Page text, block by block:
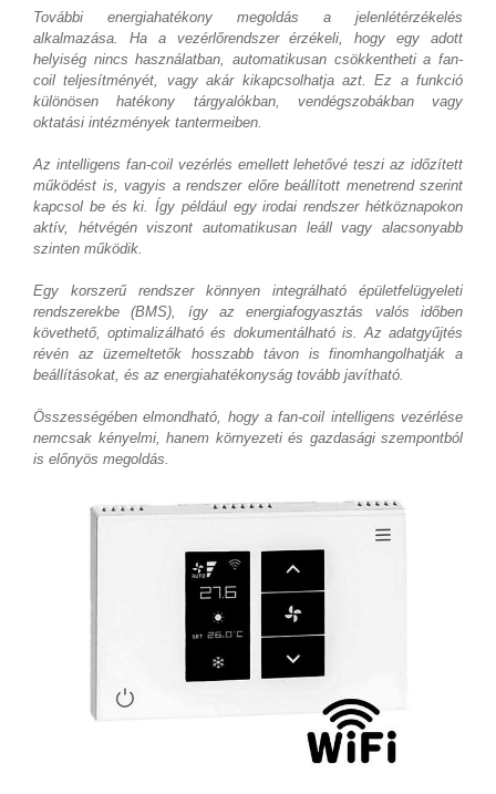
További energiahatékony megoldás a jelenlétérzékelés
alkalmazása. Ha a vezérlőrendszer érzékeli, hogy egy adott
helyiség nincs használatban, automatikusan csökkentheti a fan-
coil teljesítményét, vagy akár kikapcsolhatja azt. Ez a funkció
különösen hatékony tárgyalókban, vendégszobákban vagy
oktatási intézmények tantermeiben.
Az intelligens fan-coil vezérlés emellett lehetővé teszi az időzített
működést is, vagyis a rendszer előre beállított menetrend szerint
kapcsol be és ki. Így például egy irodai rendszer hétköznapokon
aktív, hétvégén viszont automatikusan leáll vagy alacsonyabb
szinten működik.
Egy korszerű rendszer könnyen integrálható épületfelügyeleti
rendszerekbe (BMS), így az energiafogyasztás valós időben
követhető, optimalizálható és dokumentálható is. Az adatgyűjtés
révén az üzemeltetők hosszabb távon is finomhangolhatják a
beállításokat, és az energiahatékonyság tovább javítható.
Összességében elmondható, hogy a fan-coil intelligens vezérlése
nemcsak kényelmi, hanem környezeti és gazdasági szempontból
is előnyös megoldás.